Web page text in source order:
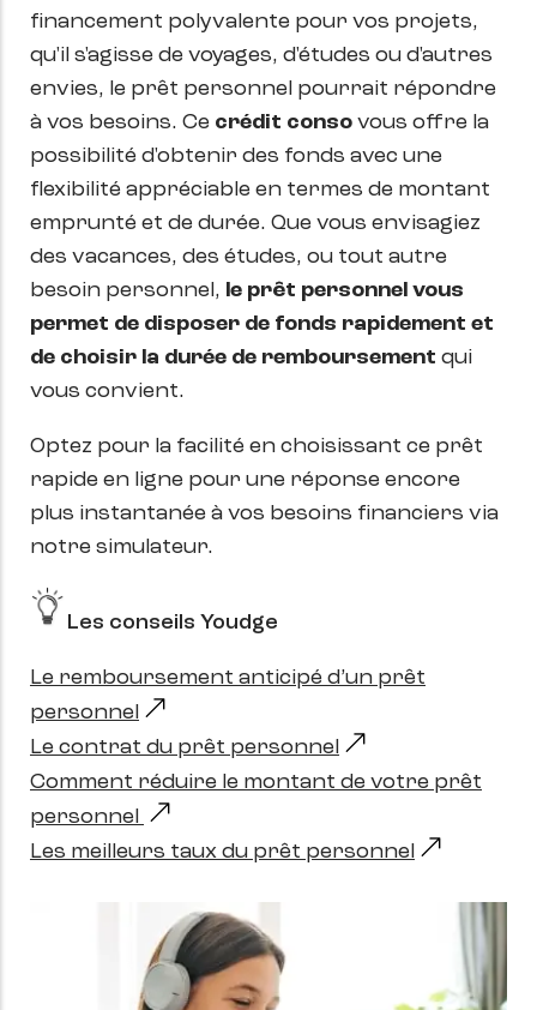
financement polyvalente pour vos projets,
qu'il s'agisse de voyages, d'études ou d'autres
envies, le prêt personnel pourrait répondre
à vos besoins. Ce crédit conso vous offre la
possibilité d'obtenir des fonds avec une
flexibilité appréciable en termes de montant
emprunté et de durée. Que vous envisagiez
des vacances, des études, ou tout autre
besoin personnel, le prêt personnel vous
permet de disposer de fonds rapidement et
de choisir la durée de remboursement qui
vous convient.
Optez pour la facilité en choisissant ce prêt
rapide en ligne pour une réponse encore
plus instantanée à vos besoins financiers via
notre simulateur.
Les conseils Youdge
Le remboursement anticipé d’un prêt
personnel
Le contrat du prêt personnel
Comment réduire le montant de votre prêt
personnel
Les meilleurs taux du prêt personnel